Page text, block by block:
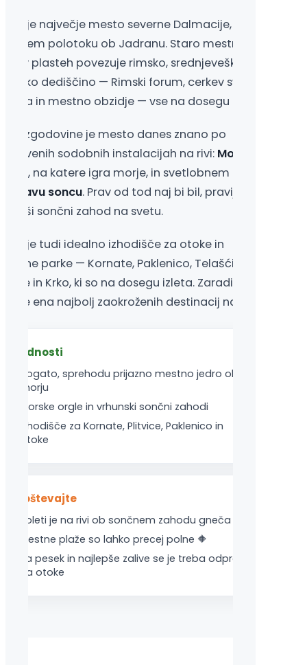
je največje mesto severne Dalmacije, ki leži
ozkem polotoku ob Jadranu. Staro mestno
v plasteh povezuje rimsko, srednjeveško in
dediščino — Rimski forum, cerkev sv.
in mestno obzidje — vse na dosegu peš.
zgodovine je mesto danes znano po
sodobnih instalacijah na rivi: Morskih
, na katere igra morje, in svetlobnem
soncu. Prav od tod naj bi bil, pravijo, tudi
sončni zahod na svetu.
je tudi idealno izhodišče za otoke in
parke — Kornate, Paklenico, Telašćico ter
in Krko, ki so na dosegu izleta. Zaradi vsega
je ena najbolj zaokroženih destinacij na obali.
Prednosti
Bogato, sprehodu prijazno mestno jedro ob
morju
Morske orgle in vrhunski sončni zahodi
Izhodišče za Kornate, Plitvice, Paklenico in
otoke
Upoštevajte
Poleti je na rivi ob sončnem zahodu gneča
Mestne plaže so lahko precej polne 🔶
Za pesek in najlepše zalive se je treba odpraviti
na otoke